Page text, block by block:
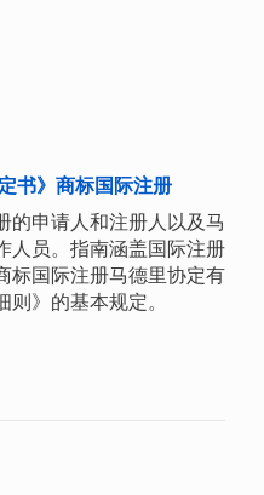
书》商标国际注册
的申请人和注册人以及马
人员。指南涵盖国际注册
标国际注册马德里协定有
》的基本规定。